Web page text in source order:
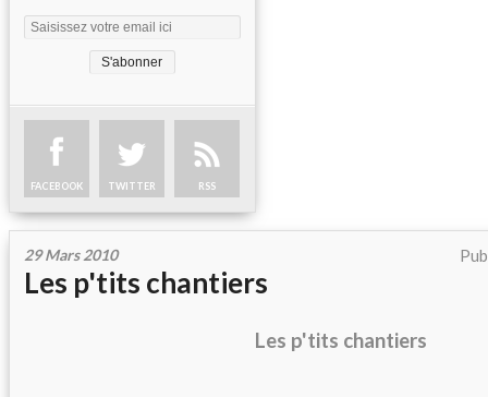
FACEBOOK TWITTER RSS
29 Mars 2010
Les p'tits chantiers
Les p'tits chantiers